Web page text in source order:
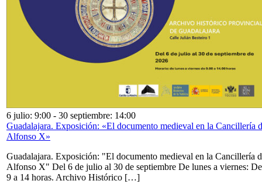
6 julio: 9:00 - 30 septiembre: 14:00
Guadalajara. Exposición: «El documento medieval en la Cancillería
Alfonso X»
Guadalajara. Exposición: "El documento medieval en la Cancillería
Alfonso X" Del 6 de julio al 30 de septiembre De lunes a viernes: De
9 a 14 horas. Archivo Histórico […]